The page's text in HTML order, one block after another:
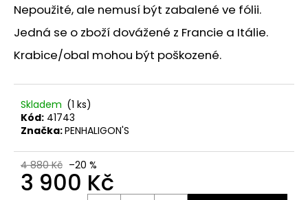
Nepoužité, ale nemusí být zabalené ve fólii.
Jedná se o zboží dovážené z Francie a Itálie.
Krabice/obal mohou být poškozené.
Skladem (1 ks)
Kód: 41743
Značka:PENHALIGON'S
4 880 Kč –20 %
3 900 Kč
e
m
SKIN79
SUN
MOIST
COOL
WATERPROOF
KRÉM
VE
FORMĚ
TYČINKY